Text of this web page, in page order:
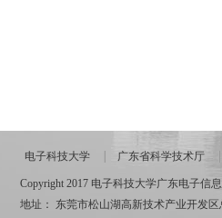
电子科技大学 广东省科学技术厅
Copyright 2017 电子科技大学广东电子信
地址： 东莞市松山湖高新技术产业开发区